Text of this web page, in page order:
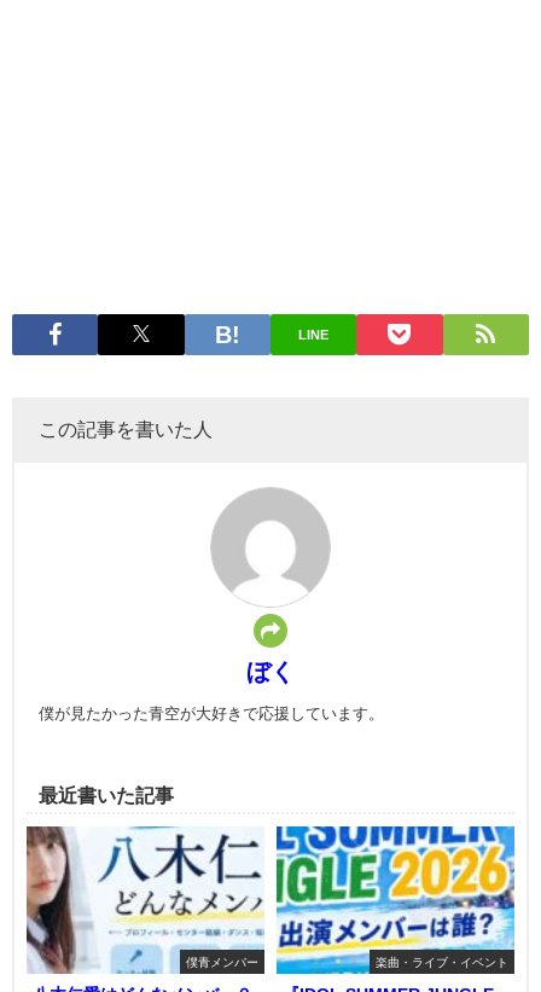
LINE
この記事を書いた人
ぼく
僕が見たかった青空が大好きで応援しています。
最近書いた記事
僕青メンバー 楽曲・ライブ・イベント